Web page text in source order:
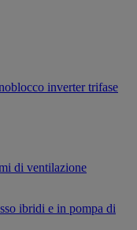
inverter trifase
di ventilazione
ibridi e in pompa di